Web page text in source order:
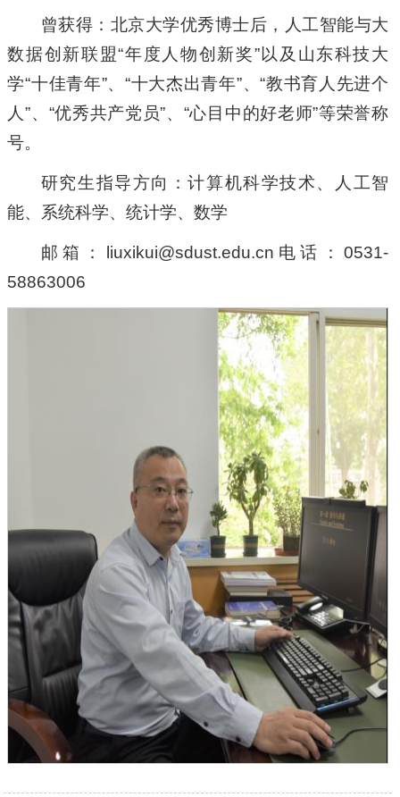
曾获得：北京大学优秀博士后，人工智能与大
数据创新联盟“年度人物创新奖”以及山东科技大
学“十佳青年”、“十大杰出青年”、“教书育人先进个
人”、“优秀共产党员”、“心目中的好老师”等荣誉称
号。
研究生指导方向：计算机科学技术、人工智
能、系统科学、统计学、数学
邮箱：liuxikui@sdust.edu.cn电话：0531-
58863006